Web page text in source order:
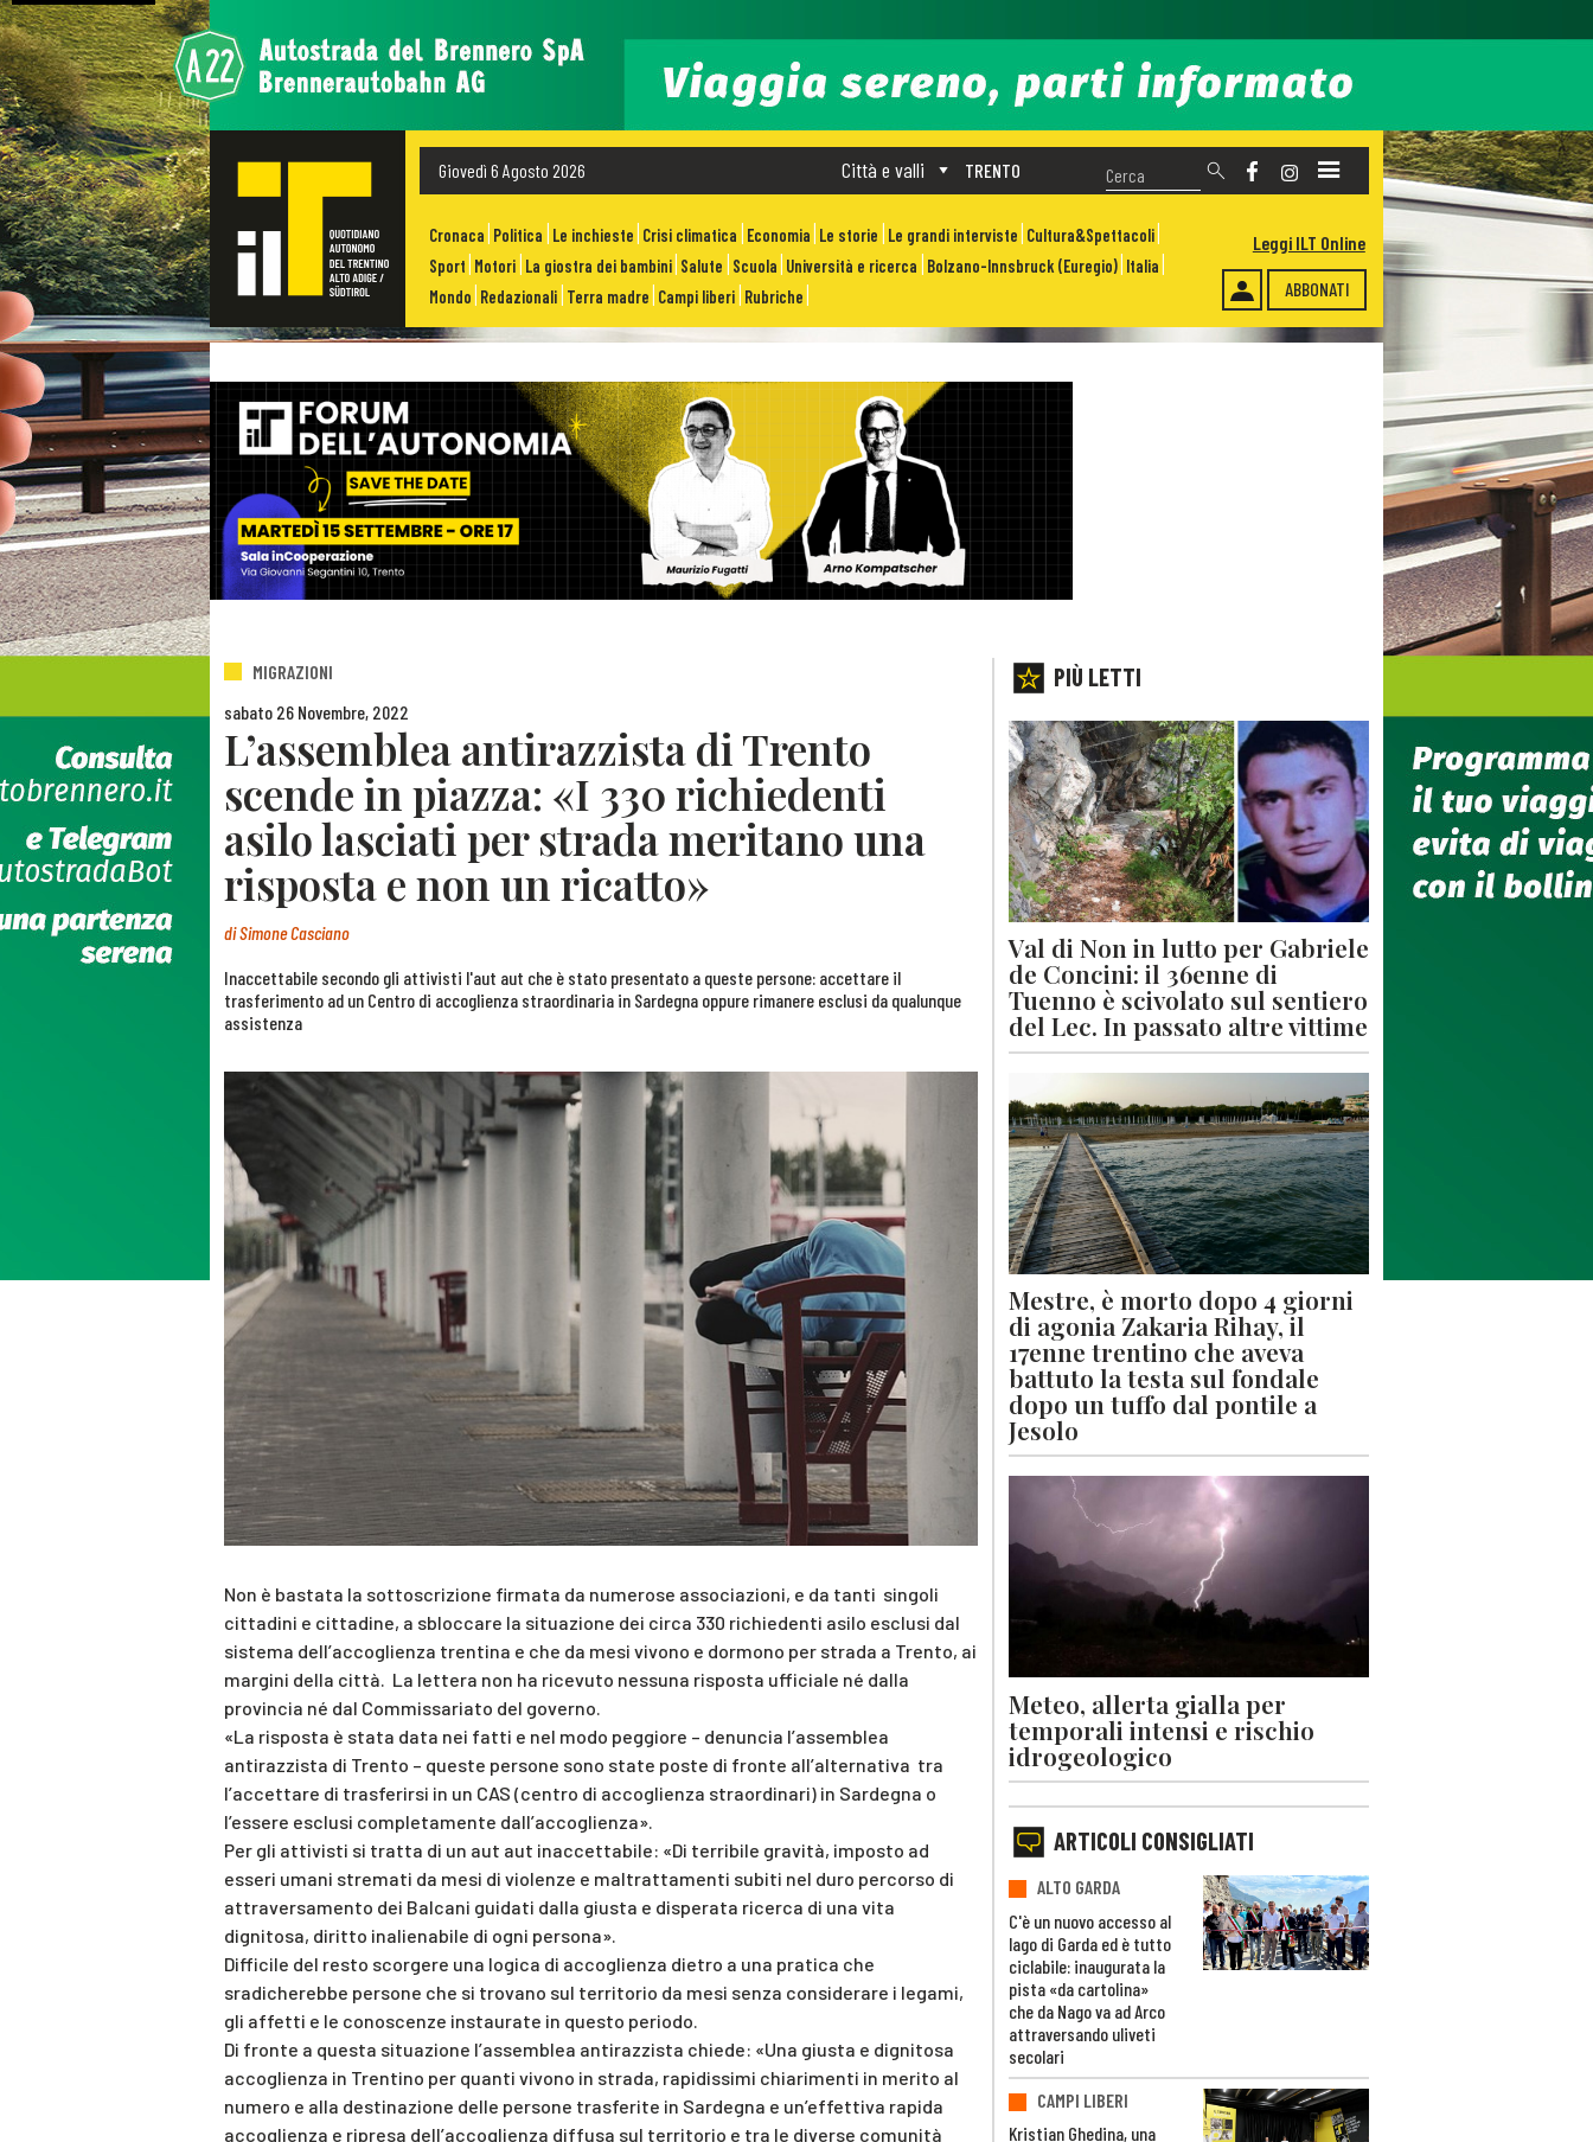
Giovedì 6 Agosto 2026 TRENTO
Città e valli
Cronaca Politica Le inchieste Crisi climatica Economia Le storie Le grandi interviste Cultura&Spettacoli
Sport Motori La giostra dei bambini Salute Scuola Università e ricerca Bolzano-Innsbruck (Euregio) Italia
Mondo Redazionali Terra madre Campi liberi Rubriche ABBONATI
Leggi ILT Online
MIGRAZIONI
sabato 26 Novembre, 2022
L’assemblea antirazzista di Trento
scende in piazza: «I 330 richiedenti
asilo lasciati per strada meritano una
risposta e non un ricatto»
diSimone Casciano
Inaccettabile secondo gli attivisti l'aut aut che è stato presentato a queste persone: accettare il
trasferimento ad un Centro di accoglienza straordinaria in Sardegna oppure rimanere esclusi da qualunque
assistenza
Non è bastata la sottoscrizione firmata da numerose associazioni, e da tanti singoli
cittadini e cittadine, a sbloccare la situazione dei circa 330 richiedenti asilo esclusi dal
sistema dell’accoglienza trentina e che da mesi vivono e dormono per strada a Trento, ai
margini della città. La lettera non ha ricevuto nessuna risposta ufficiale né dalla
provincia né dal Commissariato del governo.
«La risposta è stata data nei fatti e nel modo peggiore – denuncia l’assemblea
antirazzista di Trento – queste persone sono state poste di fronte all’alternativa tra
l’accettare di trasferirsi in un CAS (centro di accoglienza straordinari) in Sardegna o
l’essere esclusi completamente dall’accoglienza».
Per gli attivisti si tratta di un aut aut inaccettabile: «Di terribile gravità, imposto ad
esseri umani stremati da mesi di violenze e maltrattamenti subiti nel duro percorso di
attraversamento dei Balcani guidati dalla giusta e disperata ricerca di una vita
dignitosa, diritto inalienabile di ogni persona».
Difficile del resto scorgere una logica di accoglienza dietro a una pratica che
sradicherebbe persone che si trovano sul territorio da mesi senza considerare i legami,
gli affetti e le conoscenze instaurate in questo periodo.
Di fronte a questa situazione l’assemblea antirazzista chiede: «Una giusta e dignitosa
accoglienza in Trentino per quanti vivono in strada, rapidissimi chiarimenti in merito al
numero e alla destinazione delle persone trasferite in Sardegna e un’effettiva rapida
accoglienza e ripresa dell’accoglienza diffusa sul territorio e tra le diverse comunità
PIÙ LETTI
Val di Non in lutto per Gabriele
de Concini: il 36enne di
Tuenno è scivolato sul sentiero
del Lec. In passato altre vittime
Mestre, è morto dopo 4 giorni
di agonia Zakaria Rihay, il
17enne trentino che aveva
battuto la testa sul fondale
dopo un tuffo dal pontile a
Jesolo
Meteo, allerta gialla per
temporali intensi e rischio
idrogeologico
ARTICOLI CONSIGLIATI
ALTO GARDA
C'è un nuovo accesso al
lago di Garda ed è tutto
ciclabile: inaugurata la
pista «da cartolina»
che da Nago va ad Arco
attraversando uliveti
secolari
CAMPI LIBERI
Kristian Ghedina, una